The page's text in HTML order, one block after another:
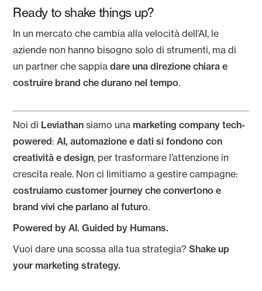
Ready to shake things up?
In un mercato che cambia alla velocità dell’AI, le
aziende non hanno bisogno solo di strumenti, ma di
un partner che sappiadare una direzione chiara e
costruire brand che durano nel tempo.
Noi di Leviathan siamo una marketing company tech-
powered:AI, automazione e dati si fondono con
creatività e design, per trasformare l’attenzione in
crescita reale. Non ci limitiamo a gestire campagne:
costruiamo customer journey che convertono e
brand vivi che parlano al futuro.
Powered by AI. Guided by Humans.
Vuoi dare una scossa alla tua strategia?Shake up
your marketing strategy.